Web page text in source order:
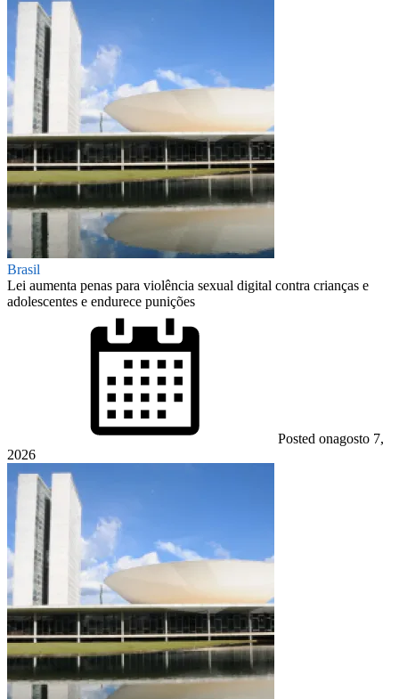
Brasil
Lei aumenta penas para violência sexual digital contra crianças e
adolescentes e endurece punições
Posted onagosto 7,
2026